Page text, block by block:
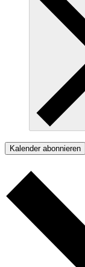
Kalender abonnieren